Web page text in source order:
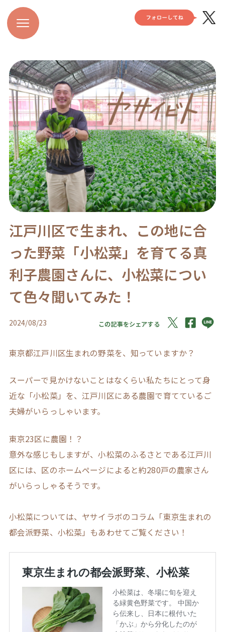
江戸川区で生まれ、この地に合
った野菜「小松菜」を育てる真
利子農園さんに、小松菜につい
て色々聞いてみた！
2024/08/23 この記事をシェアする
東京都江戸川区生まれの野菜を、知っていますか？
スーパーで見かけないことはなくらい私たちにとって身
近な「小松菜」を、江戸川区にある農園で育てているご
夫婦がいらっしゃいます。
東京23区に農園！？
意外な感じもしますが、小松菜のふるさとである江戸川
区には、区のホームページによると約280戸の農家さん
がいらっしゃるそうです。
小松菜については、ヤサイラボのコラム「東京生まれの
都会派野菜、小松菜」もあわせてご覧ください！